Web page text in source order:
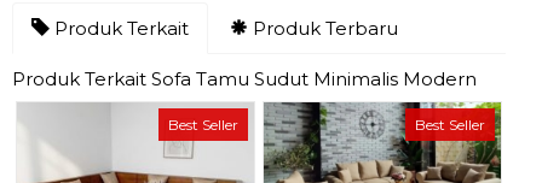
Produk Terkait Produk Terbaru
Produk Terkait Sofa Tamu Sudut Minimalis Modern
Best Seller Best Seller